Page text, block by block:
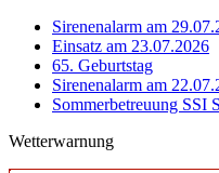
Sirenenalarm am
Einsatz am 23.07.2026
65. Geburtstag
Sirenenalarm am
Sommerbetreuung SSI
Wetterwarnung